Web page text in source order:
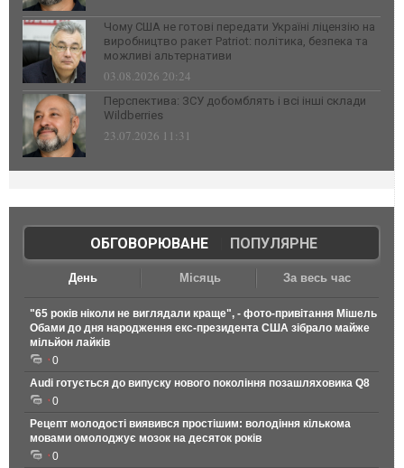
Чому США не готові передати Україні ліцензію на
виробництво ракет Patriot: політика, безпека та
можливі альтернативи
03.08.2026 20:24
Перспектива: ЗСУ добомблять і всі інші склади
Wildberries
23.07.2026 11:31
ОБГОВОРЮВАНЕ| ПОПУЛЯРНЕ
День Місяць За весь час
"65 років ніколи не виглядали краще", - фото-привітання Мішель
Обами до дня народження екс-президента США зібрало майже
мільйон лайків
0
Audi готується до випуску нового покоління позашляховика Q8
0
Рецепт молодості виявився простішим: володіння кількома
мовами омолоджує мозок на десяток років
0